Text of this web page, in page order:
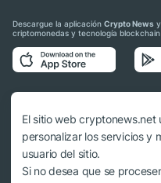
Descargue la aplicación Crypto News
criptomonedas y tecnología
Síganos en las redes sociales
© 2018 - 2026 Crypto News. Al usar
El sitio web cryptonews.net
personalizar los servicios y
usuario del sitio.
Si no desea que se